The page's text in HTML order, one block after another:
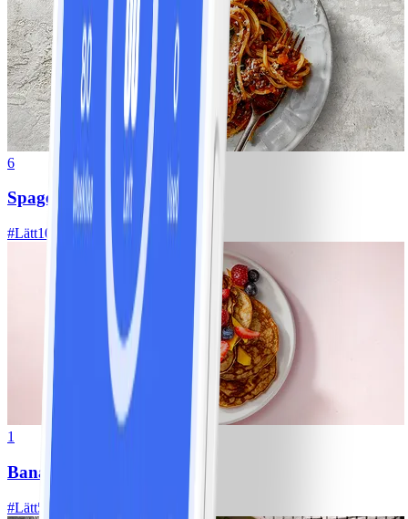
6
Spagetti med köttfärssås
#Lätt10 MIN
1
Bananpannkakor
#Lätt5 MIN